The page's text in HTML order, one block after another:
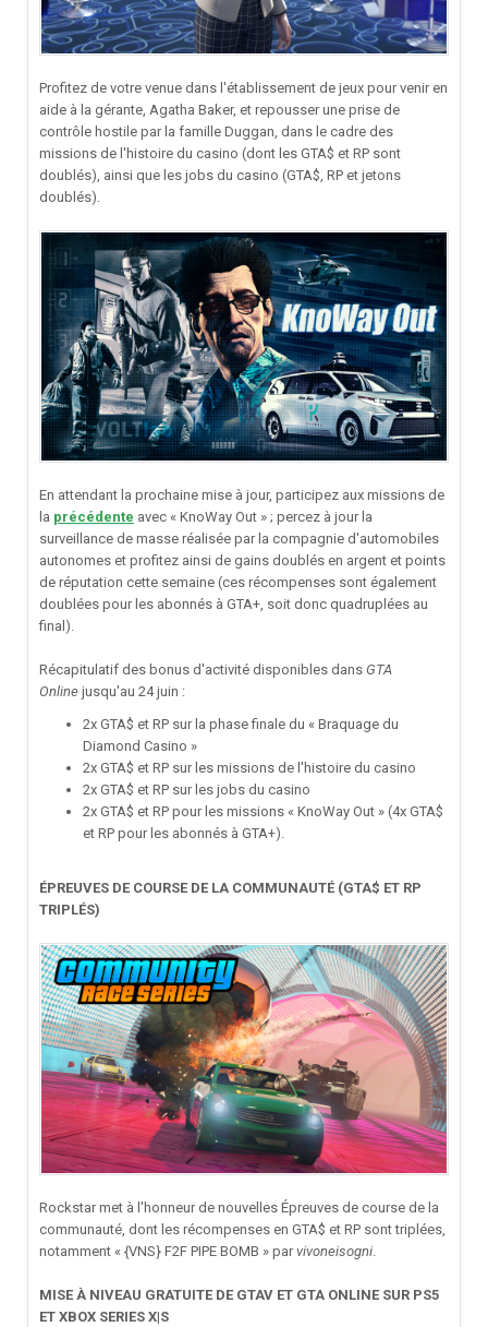
Profitez de votre venue dans l'établissement de jeux pour venir en
aide à la gérante, Agatha Baker, et repousser une prise de
contrôle hostile par la famille Duggan, dans le cadre des
missions de l'histoire du casino (dont les GTA$ et RP sont
doublés), ainsi que les jobs du casino (GTA$, RP et jetons
doublés).
En attendant la prochaine mise à jour, participez aux missions de
la précédente avec « KnoWay Out » ; percez à jour la
surveillance de masse réalisée par la compagnie d'automobiles
autonomes et profitez ainsi de gains doublés en argent et points
de réputation cette semaine (ces récompenses sont également
doublées pour les abonnés à GTA+, soit donc quadruplées au
final).
Récapitulatif des bonus d'activité disponibles dans GTA
Online jusqu'au 24 juin :
2x GTA$ et RP sur la phase finale du « Braquage du
Diamond Casino »
2x GTA$ et RP sur les missions de l'histoire du casino
2x GTA$ et RP sur les jobs du casino
2x GTA$ et RP pour les missions « KnoWay Out » (4x GTA$
et RP pour les abonnés à GTA+).
ÉPREUVES DE COURSE DE LA COMMUNAUTÉ (GTA$ ET RP
TRIPLÉS)
Rockstar met à l'honneur de nouvelles Épreuves de course de la
communauté, dont les récompenses en GTA$ et RP sont triplées,
notamment « {VNS} F2F PIPE BOMB » parvivoneisogni.
MISE À NIVEAU GRATUITE DE GTAV ET GTA ONLINE SUR PS5
ET XBOX SERIES X|S